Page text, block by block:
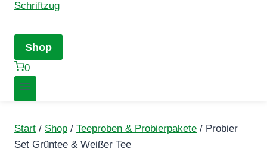
Shop
0
Start / Shop / Teeproben & Probierpakete / Probier
Set Grüntee & Weißer Tee